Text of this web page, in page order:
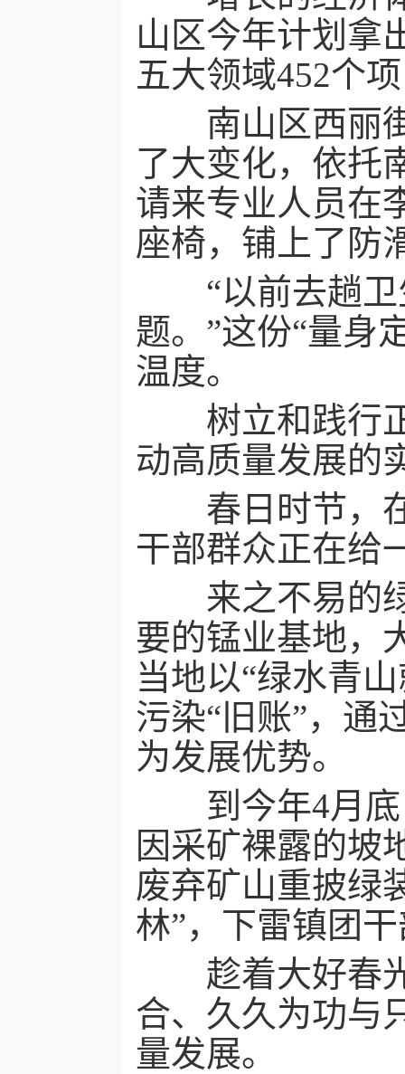
山区今年计划拿
五大领域452个
南山区西丽街
了大变化，依托
请来专业人员在
座椅，铺上了防
“以前去趟卫
题。”这份“量身
温度。
树立和践行正
动高质量发展的
春日时节，在
干部群众正在给
来之不易的绿
要的锰业基地，
当地以“绿水青
污染“旧账”，通
为发展优势。
到今年4月底
因采矿裸露的坡
废弃矿山重披绿
林”，下雷镇团
趁着大好春光
合、久久为功与
量发展。